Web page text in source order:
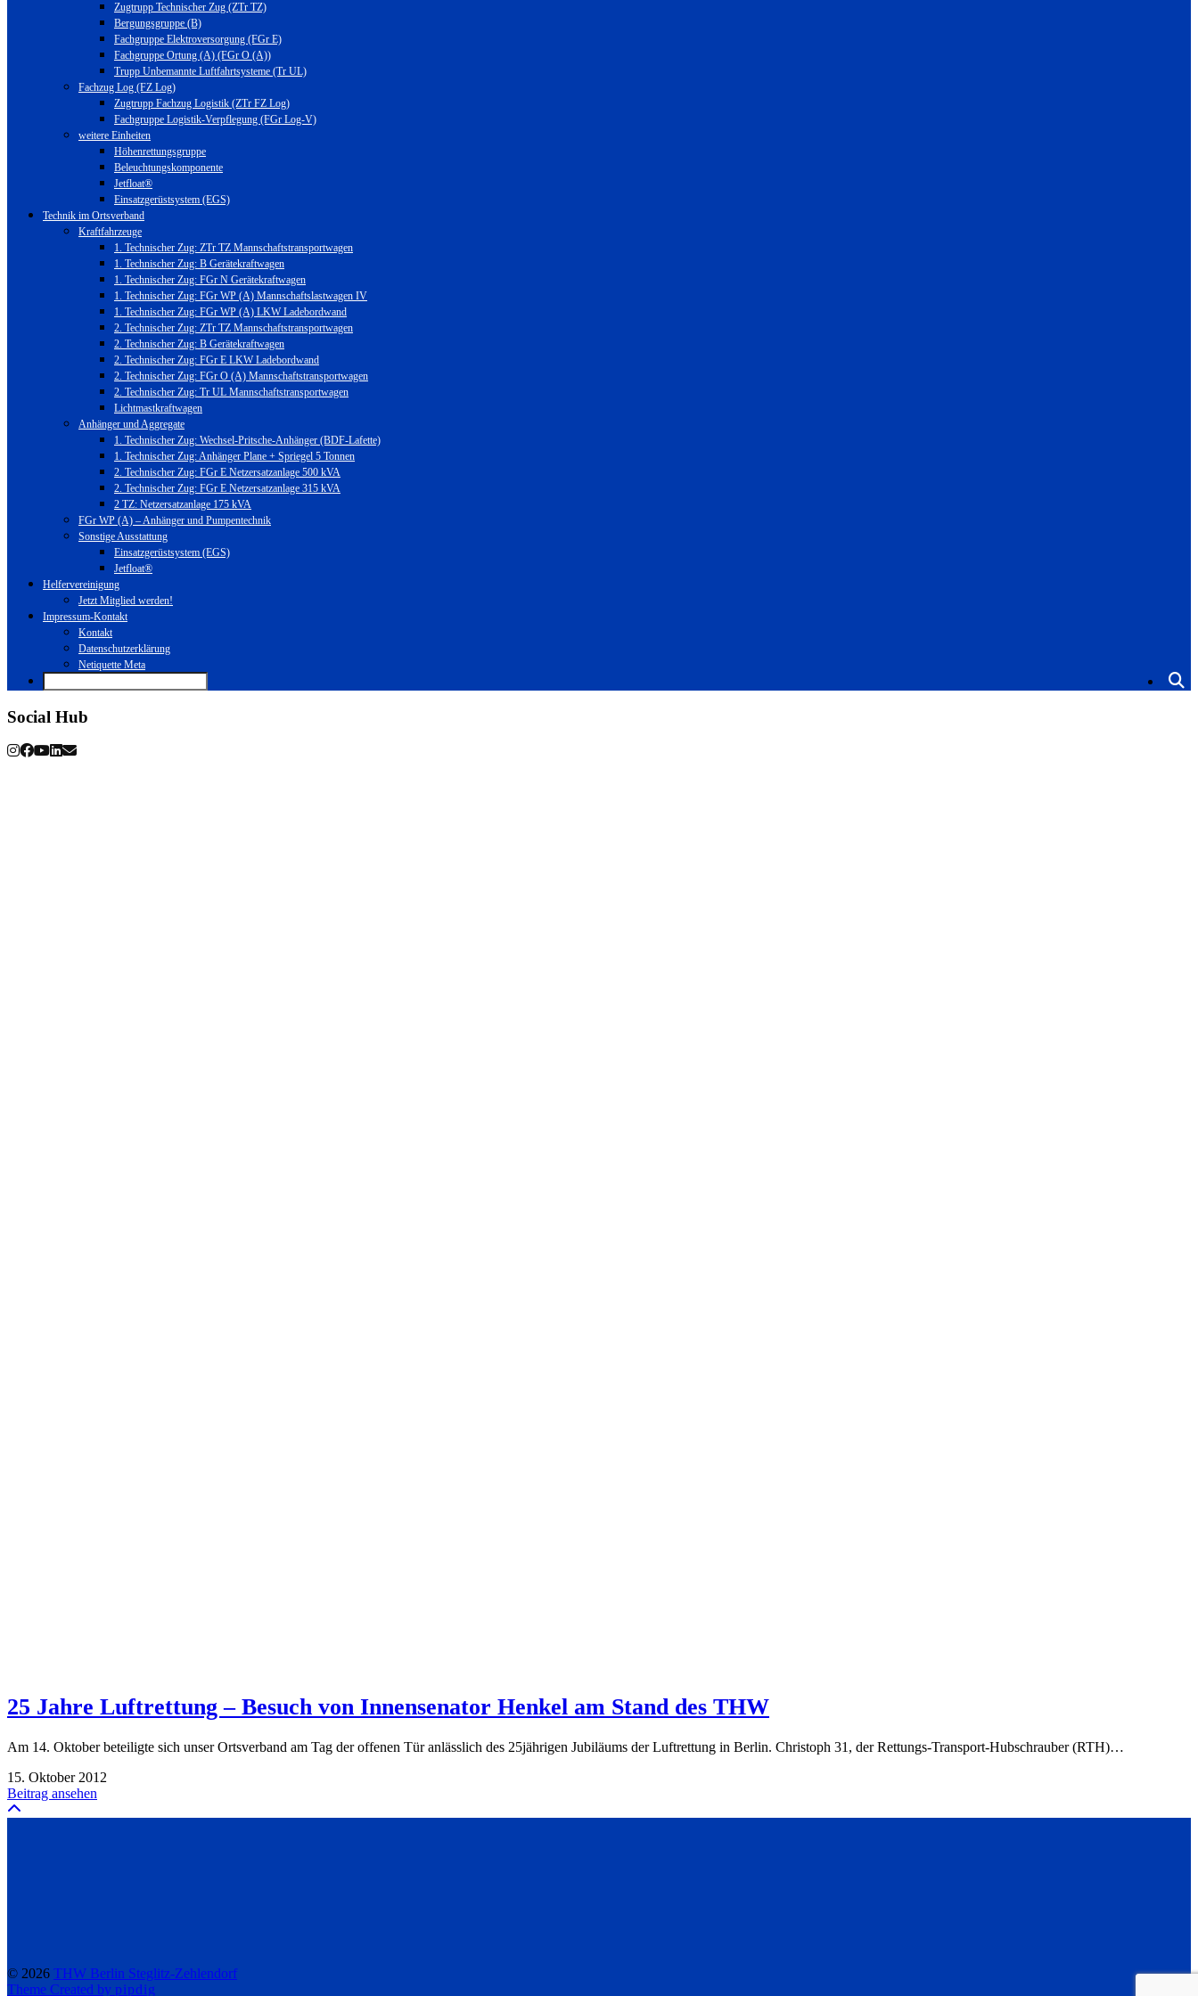
Zugtrupp Technischer Zug (ZTr TZ)
Bergungsgruppe (B)
Fachgruppe Elektroversorgung (FGr E)
Fachgruppe Ortung (A) (FGr O (A))
Trupp Unbemannte Luftfahrtsysteme (Tr UL)
Fachzug Log (FZ Log)
Zugtrupp Fachzug Logistik (ZTr FZ Log)
Fachgruppe Logistik-Verpflegung (FGr Log-V)
weitere Einheiten
Höhenrettungsgruppe
Beleuchtungskomponente
Jetfloat®
Einsatzgerüstsystem (EGS)
Technik im Ortsverband
Kraftfahrzeuge
1. Technischer Zug: ZTr TZ Mannschaftstransportwagen
1. Technischer Zug: B Gerätekraftwagen
1. Technischer Zug: FGr N Gerätekraftwagen
1. Technischer Zug: FGr WP (A) Mannschaftslastwagen IV
1. Technischer Zug: FGr WP (A) LKW Ladebordwand
2. Technischer Zug: ZTr TZ Mannschaftstransportwagen
2. Technischer Zug: B Gerätekraftwagen
2. Technischer Zug: FGr E LKW Ladebordwand
2. Technischer Zug: FGr O (A) Mannschaftstransportwagen
2. Technischer Zug: Tr UL Mannschaftstransportwagen
Lichtmastkraftwagen
Anhänger und Aggregate
1. Technischer Zug: Wechsel-Pritsche-Anhänger (BDF-Lafette)
1. Technischer Zug: Anhänger Plane + Spriegel 5 Tonnen
2. Technischer Zug: FGr E Netzersatzanlage 500 kVA
2. Technischer Zug: FGr E Netzersatzanlage 315 kVA
2 TZ: Netzersatzanlage 175 kVA
FGr WP (A) – Anhänger und Pumpentechnik
Sonstige Ausstattung
Einsatzgerüstsystem (EGS)
Jetfloat®
Helfervereinigung
Jetzt Mitglied werden!
Impressum-Kontakt
Kontakt
Datenschutzerklärung
Netiquette Meta
Social Hub
25 Jahre Luftrettung – Besuch von Innensenator Henkel am Stand des THW
Am 14. Oktober beteiligte sich unser Ortsverband am Tag der offenen Tür anlässlich des 25jährigen Jubiläums der Luftrettung in Berlin. Christoph 31, der Rettungs-Transport-Hubschrauber (RTH)…
15. Oktober 2012
Beitrag ansehen
© 2026 THW Berlin Steglitz-Zehlendorf
Theme Created by pipdig